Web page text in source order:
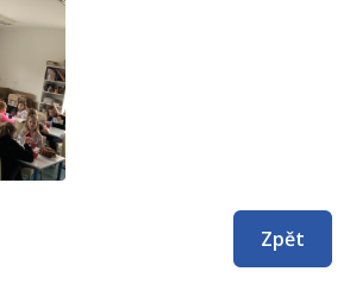
Zpět